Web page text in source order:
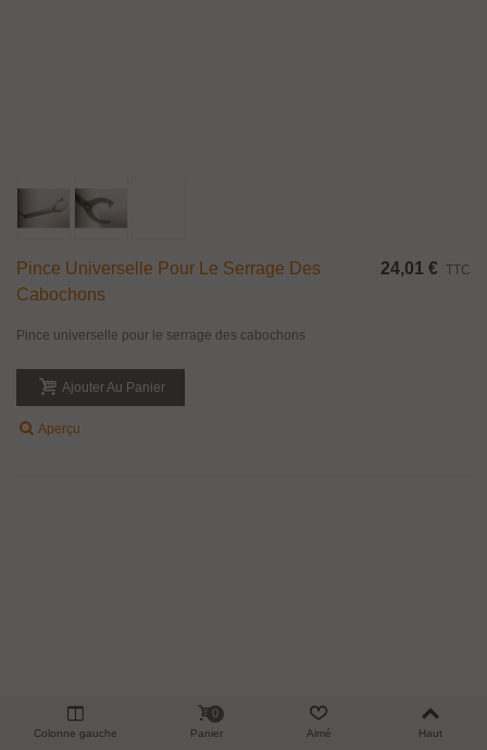
Pince Universelle Pour Le Serrage Des
Cabochons
24,01 € TTC
Pince universelle pour le serrage des cabochons
Ajouter Au Panier
Aperçu
Colonne gauche Panier
0
Aimé Haut